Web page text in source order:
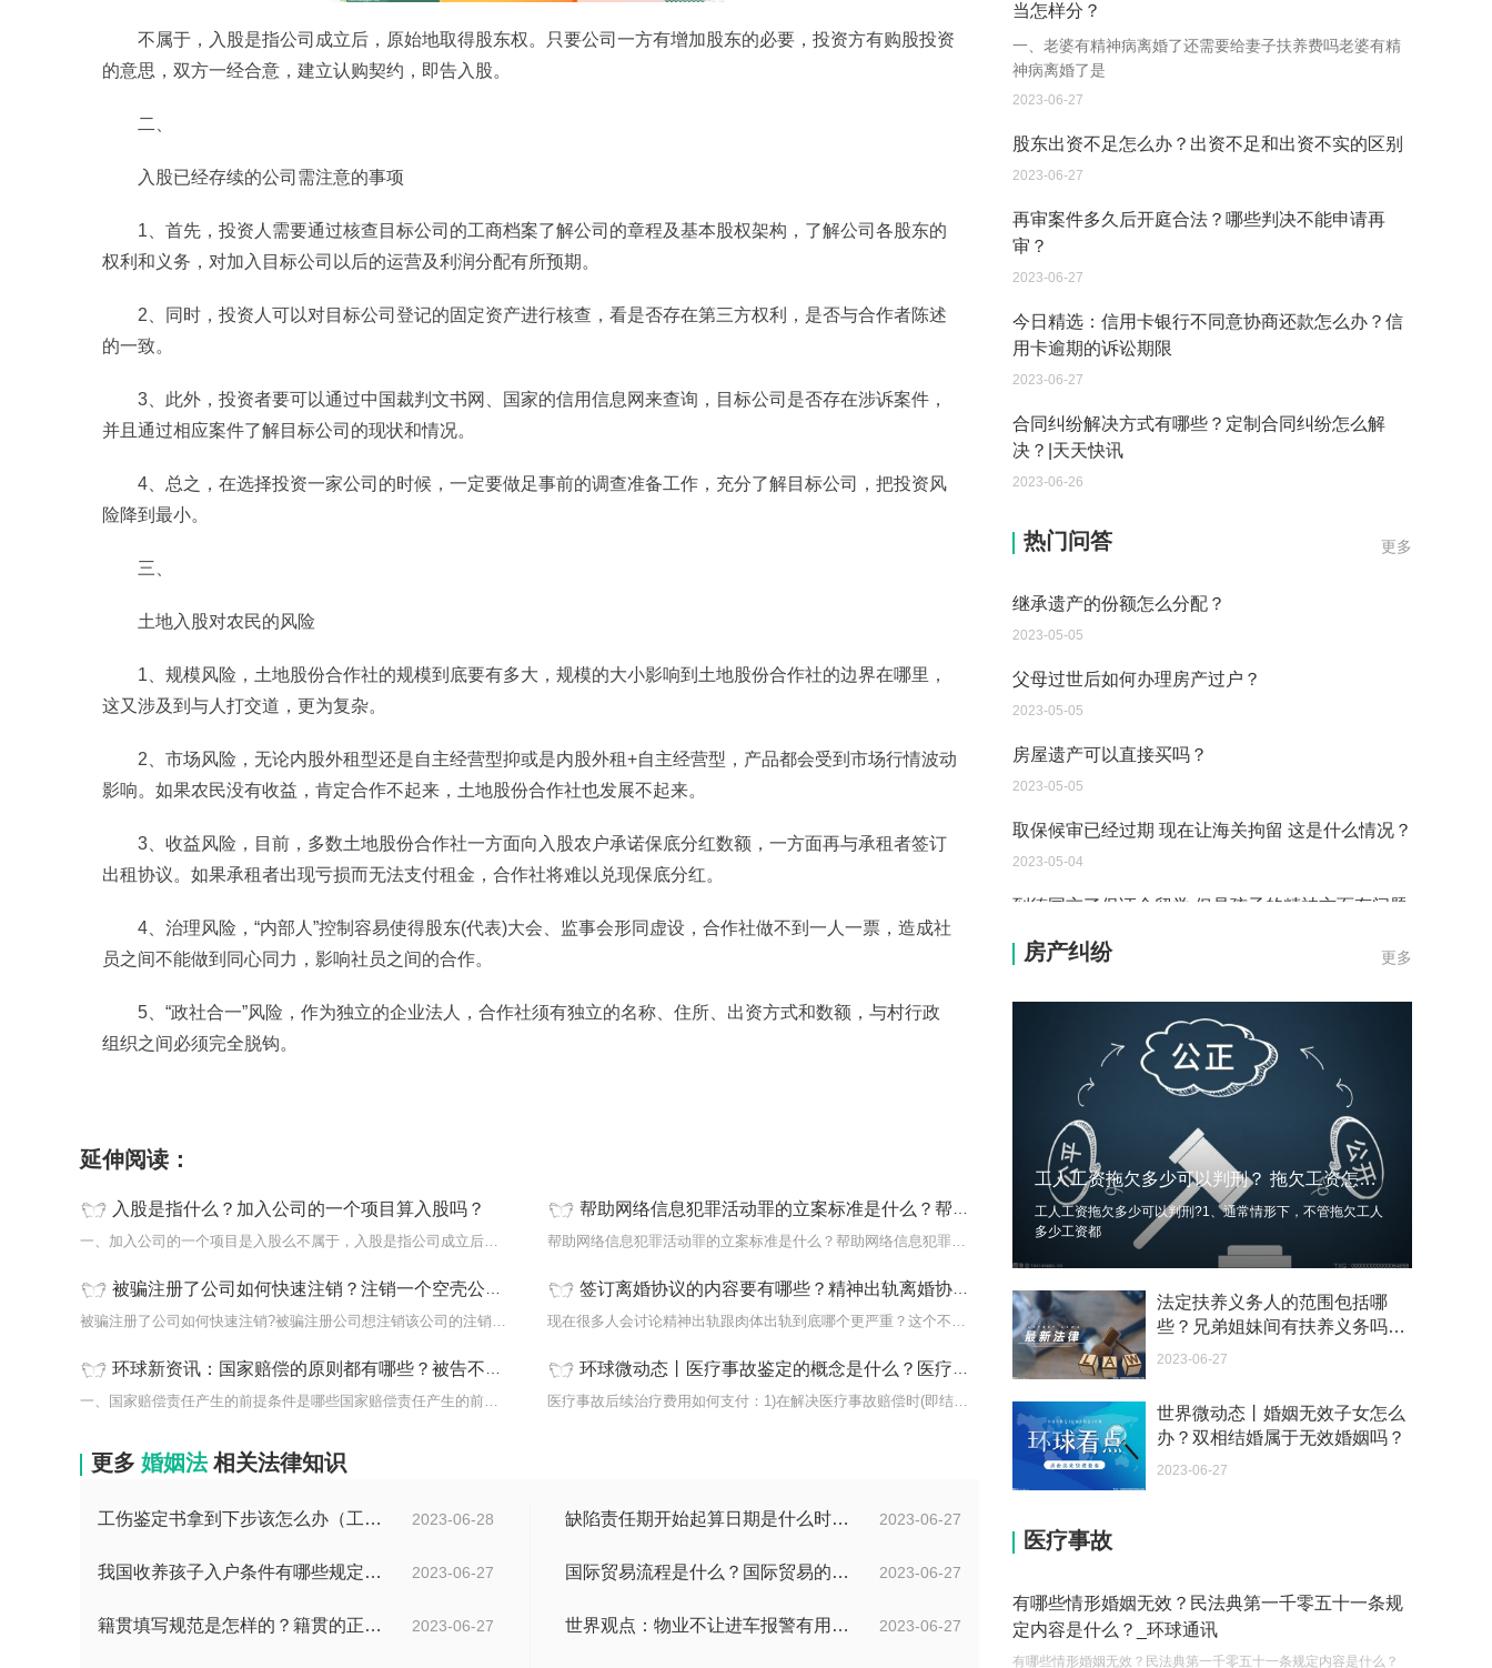
不属于，入股是指公司成立后，原始地取得股东权。只要公司一方有增加股东的必要，投资方有购股投资
的意思，双方一经合意，建立认购契约，即告入股。
二、
入股已经存续的公司需注意的事项
1、首先，投资人需要通过核查目标公司的工商档案了解公司的章程及基本股权架构，了解公司各股东的
权利和义务，对加入目标公司以后的运营及利润分配有所预期。
2、同时，投资人可以对目标公司登记的固定资产进行核查，看是否存在第三方权利，是否与合作者陈述
的一致。
3、此外，投资者要可以通过中国裁判文书网、国家的信用信息网来查询，目标公司是否存在涉诉案件，
并且通过相应案件了解目标公司的现状和情况。
4、总之，在选择投资一家公司的时候，一定要做足事前的调查准备工作，充分了解目标公司，把投资风
险降到最小。
三、
土地入股对农民的风险
1、规模风险，土地股份合作社的规模到底要有多大，规模的大小影响到土地股份合作社的边界在哪里，
这又涉及到与人打交道，更为复杂。
2、市场风险，无论内股外租型还是自主经营型抑或是内股外租+自主经营型，产品都会受到市场行情波动
影响。如果农民没有收益，肯定合作不起来，土地股份合作社也发展不起来。
3、收益风险，目前，多数土地股份合作社一方面向入股农户承诺保底分红数额，一方面再与承租者签订
出租协议。如果承租者出现亏损而无法支付租金，合作社将难以兑现保底分红。
4、治理风险，“内部人”控制容易使得股东(代表)大会、监事会形同虚设，合作社做不到一人一票，造成社
员之间不能做到同心同力，影响社员之间的合作。
5、“政社合一”风险，作为独立的企业法人，合作社须有独立的名称、住所、出资方式和数额，与村行政
组织之间必须完全脱钩。
延伸阅读：
入股是指什么？加入公司的一个项目算入股吗？
一、加入公司的一个项目是入股么不属于，入股是指公司成立后，原始
帮助网络信息犯罪活动罪的立案标准是什么？帮助信息网络犯罪活动罪的构成要件是什么？
帮助网络信息犯罪活动罪的立案标准是什么？帮助网络信息犯罪活动罪
被骗注册了公司如何快速注销？注销一个空壳公司需要多少费用？
被骗注册了公司如何快速注销?被骗注册公司想注销该公司的注销流程：
签订离婚协议的内容要有哪些？精神出轨离婚协议书怎么写？
现在很多人会讨论精神出轨跟肉体出轨到底哪个更严重？这个不同的人
环球新资讯：国家赔偿的原则都有哪些？被告不提出答辩状的怎么办？
一、国家赔偿责任产生的前提条件是哪些国家赔偿责任产生的前提条件
环球微动态丨医疗事故鉴定的概念是什么？医疗事故后续治疗费用如何支付？
医疗事故后续治疗费用如何支付：1)在解决医疗事故赔偿时(即结案时)
更多 婚姻法 相关法律知识
2023-06-28
工伤鉴定书拿到下步该怎么办（工伤鉴定后要是对伤残等级结论不服怎么办） 2023-06-27
缺陷责任期开始起算日期是什么时候？缺陷责任终止证书签发的必要条件是什么？
2023-06-27
我国收养孩子入户条件有哪些规定？办理收养登记的事实收养情况有几种？ 2023-06-27
国际贸易流程是什么？国际贸易的具体流程的内容都有哪些？
2023-06-27
籍贯填写规范是怎样的？籍贯的正确填写规范是什么？-天天微动态 2023-06-27
世界观点：物业不让进车报警有用吗？小区不让业主进车该怎么投诉？
当怎样分？
一、老婆有精神病离婚了还需要给妻子扶养费吗老婆有精
神病离婚了是
2023-06-27
股东出资不足怎么办？出资不足和出资不实的区别
2023-06-27
再审案件多久后开庭合法？哪些判决不能申请再
审？
2023-06-27
今日精选：信用卡银行不同意协商还款怎么办？信
用卡逾期的诉讼期限
2023-06-27
合同纠纷解决方式有哪些？定制合同纠纷怎么解
决？|天天快讯
2023-06-26
更多
热门问答
遗产继承必须要公证吗？
继承遗产的份额怎么分配？
2023-05-05
父母过世后如何办理房产过户？
2023-05-05
房屋遗产可以直接买吗？
2023-05-05
取保候审已经过期 现在让海关拘留 这是什么情况？
2023-05-04
到德国交了保证金留学 但是孩子的精神方面有问题
2023-05-04
我想问一下申请护照需要带什么证件？
您好：请问从国外进口的费钢税率是多少？非常感
2023-05-04
外国旅游签证可以在中国大使馆登记结婚吗？
2023-05-04
我可以在苏州申请护照吗？我所在的地方是云南
2023-05-04
你好 我想问一下外国人来这里工作没有护照该怎么
办？
如何续签居住证 我的1月7日到期
2023-05-04
关报案？
你好 我需要申请去美国结婚的签证 过程是什么？
更多
房产纠纷
工人工资拖欠多少可以判刑？ 拖欠工资怎么判刑？
工人工资拖欠多少可以判刑?1、通常情形下，不管拖欠工人
多少工资都
法定扶养义务人的范围包括哪
些？兄弟姐妹间有扶养义务吗？-
每日聚焦
2023-06-27
世界微动态丨婚姻无效子女怎么
办？双相结婚属于无效婚姻吗？
2023-06-27
医疗事故
有哪些情形婚姻无效？民法典第一千零五十一条规
定内容是什么？_环球通讯
有哪些情形婚姻无效？民法典第一千零五十一条规定内容是什么？_